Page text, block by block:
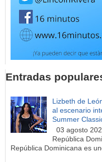
Entradas
Lizbeth de
al escenario
Summer
03 agosto
República
República Dominicana es